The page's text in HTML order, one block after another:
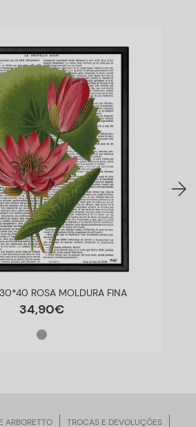
ROSA MOLDURA FINA
34,90€
ARBORETTO TROCAS E DEVOLUÇÕES